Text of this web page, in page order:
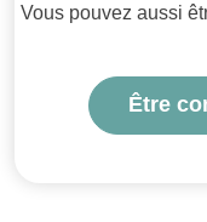
Vous pouvez aussi
Être